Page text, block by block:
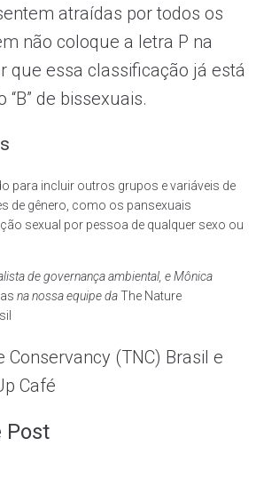
atraídas por todos os
não coloque a letra P na
que essa classificação já está
de bissexuais.
para incluir outros grupos e variáveis de
de gênero, como os pansexuais
sexual por pessoa de qualquer sexo ou
de governança ambiental, e Mônica
na nossa equipe daThe Nature
Conservancy (TNC) Brasil e
Café
Post